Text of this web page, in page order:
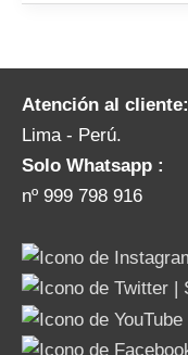
Atención al cliente:
Lima - Perú.
Solo Whatsapp :
nº 999 798 916